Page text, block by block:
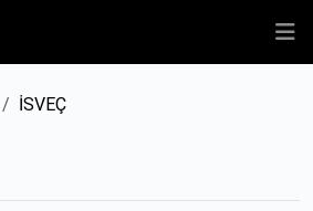
İSVEÇ